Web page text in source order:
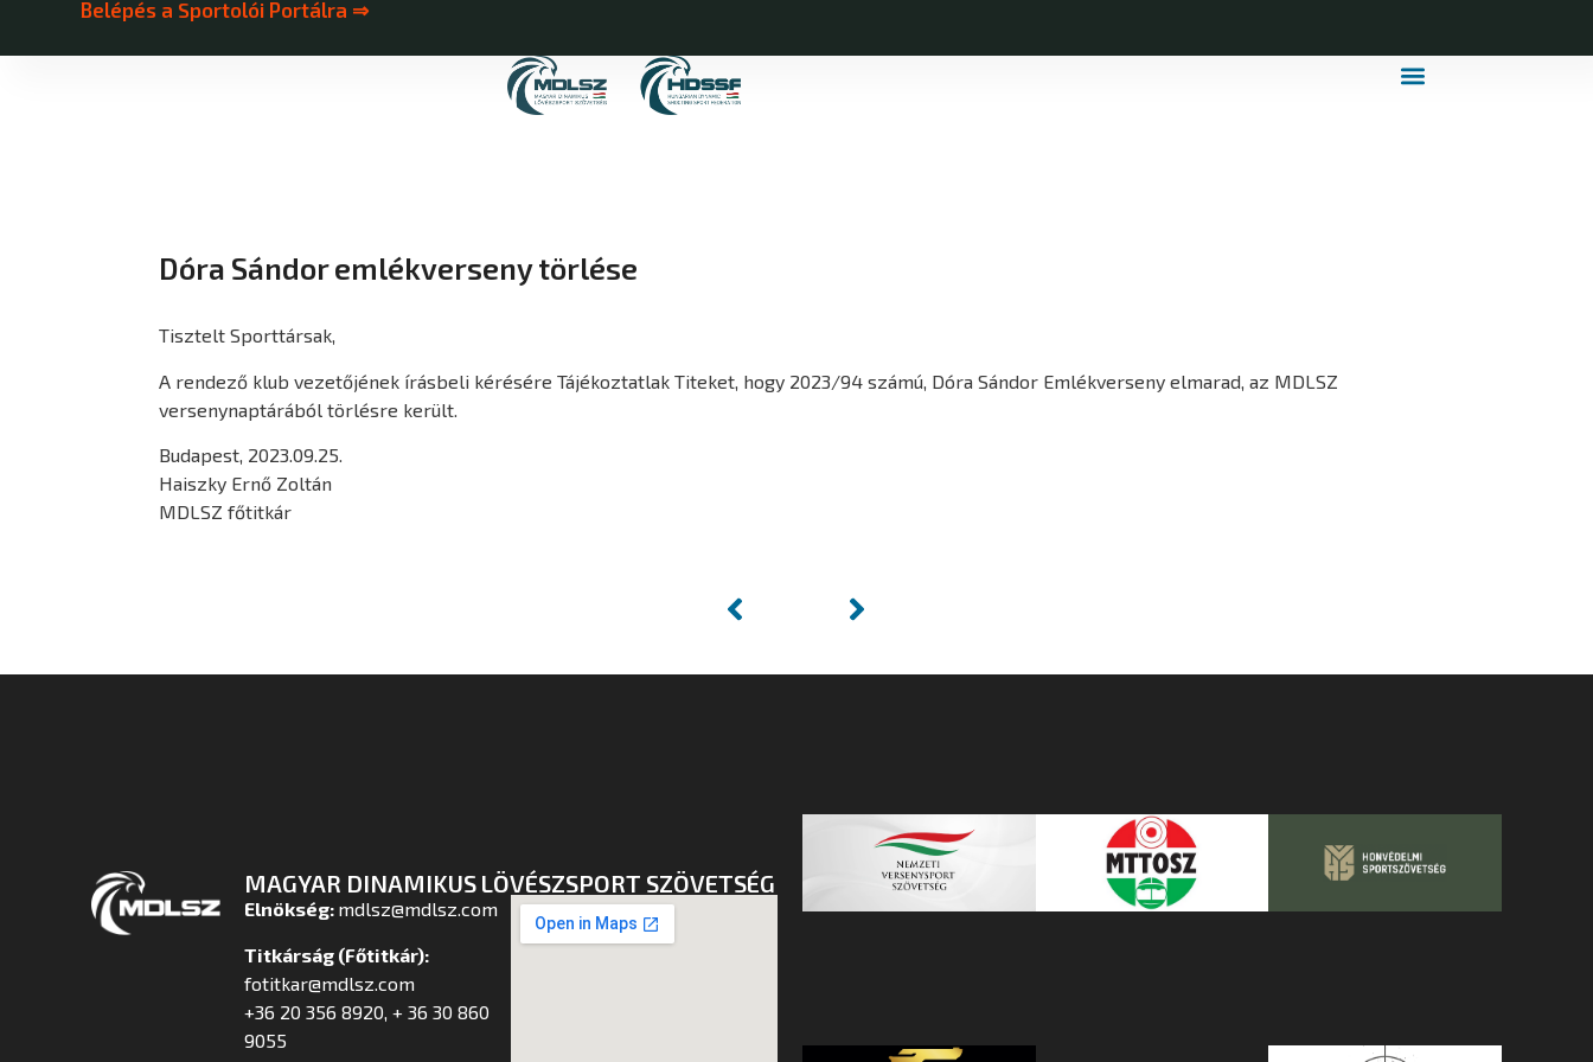
Belépés a Sportolói Portálra ⇒
Dóra Sándor emlékverseny törlése
Tisztelt Sporttársak,
A rendező klub vezetőjének írásbeli kérésére Tájékoztatlak Titeket, hogy 2023/94 számú, Dóra Sándor Emlékverseny elmarad, az MDLSZ
versenynaptárából törlésre került.
Budapest, 2023.09.25.
Haiszky Ernő Zoltán
MDLSZ főtitkár
MAGYAR DINAMIKUS LÖVÉSZSPORT SZÖVETSÉG
Elnökség: mdlsz@mdlsz.com
Titkárság (Főtitkár):
fotitkar@mdlsz.com
+36 20 356 8920, + 36 30 860
9055